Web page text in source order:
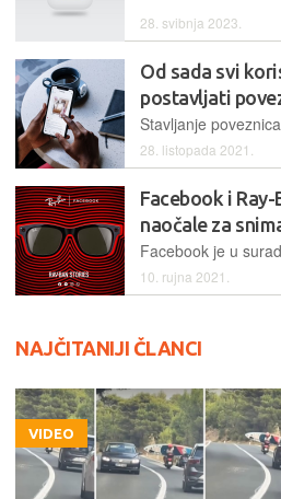
28. svibnja 2023.
Od sada svi
postavljati
28. listopada 2021.
Facebook i
naočale za
10. rujna 2021.
NAJČITANIJI ČLANCI
VIDEO